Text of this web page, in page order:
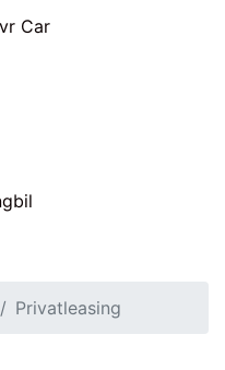
Car
Privatleasing